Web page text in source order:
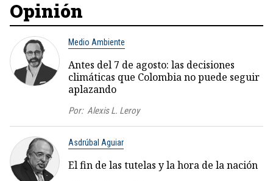
Opinión
Medio Ambiente
Antes del 7 de agosto: las decisiones
climáticas que Colombia no puede seguir
aplazando
Por: Alexis L. Leroy
Asdrúbal Aguiar
El fin de las tutelas y la hora de la nación